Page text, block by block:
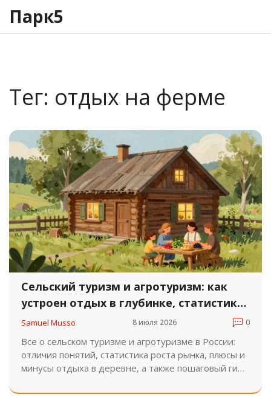
Парк5
Тег: отдых на ферме
Сельский туризм и агротуризм: как
устроен отдых в глубинке, статистика
рынка и советы для старта
Samuel Musso 8 июля 2026 0
Все о сельском туризме и агротуризме в России:
отличия понятий, статистика роста рынка, плюсы и
минусы отдыха в деревне, а также пошаговый гид
грантов Минсельхоза.